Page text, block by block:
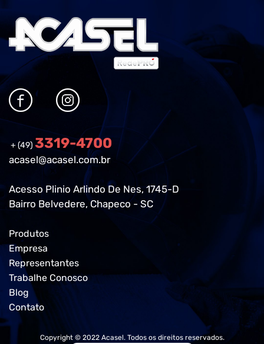
+ (49) 3319-4700
acasel@acasel.com.br
Acesso Plinio Arlindo De Nes, 1745-D
Bairro Belvedere, Chapeco - SC
Produtos
Empresa
Representantes
Trabalhe Conosco
Blog
Contato
Copyright © 2022 Acasel. Todos os direitos reservados.